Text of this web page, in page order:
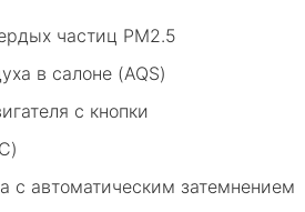
частиц PM2.5
в салоне (AQS)
с кнопки
с автоматическим затемнением